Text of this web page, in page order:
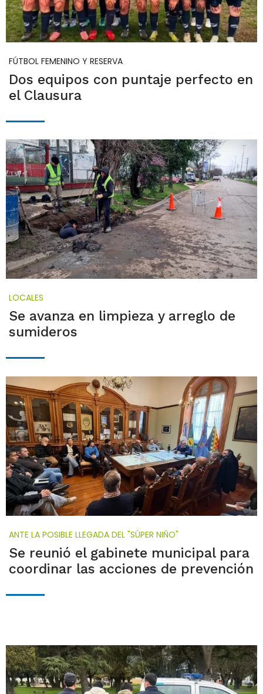
FÚTBOL FEMENINO Y RESERVA
Dos equipos con puntaje perfecto en
el Clausura
LOCALES
Se avanza en limpieza y arreglo de
sumideros
ANTE LA POSIBLE LLEGADA DEL "SÚPER NIÑO"
Se reunió el gabinete municipal para
coordinar las acciones de prevención